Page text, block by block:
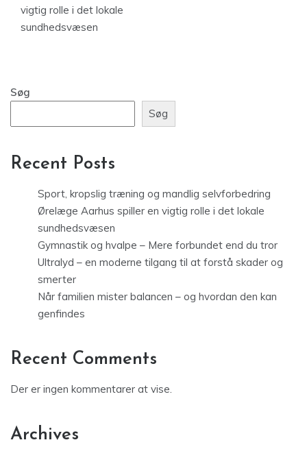
vigtig rolle i det lokale
sundhedsvæsen
Søg
Søg
Recent Posts
Sport, kropslig træning og mandlig selvforbedring
Ørelæge Aarhus spiller en vigtig rolle i det lokale
sundhedsvæsen
Gymnastik og hvalpe – Mere forbundet end du tror
Ultralyd – en moderne tilgang til at forstå skader og
smerter
Når familien mister balancen – og hvordan den kan
genfindes
Recent Comments
Der er ingen kommentarer at vise.
Archives